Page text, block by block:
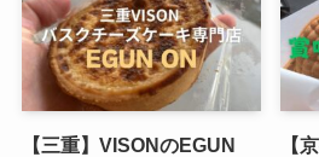
【三重】VISONのEGUN 【